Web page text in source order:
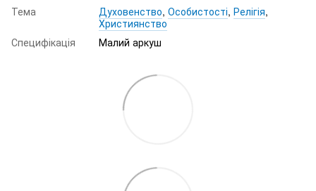
Тема
Духовенство, Особистості, Релігія,
Християнство
Специфікація
Малий аркуш